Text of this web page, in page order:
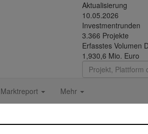
Aktualisierung
10.05.2026
Investmentrunden
3.366 Projekte
Erfasstes Volumen
1,930,6 Mio. Euro
Marktreport Mehr